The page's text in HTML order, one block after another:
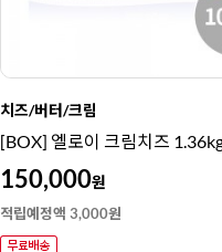
치즈/버터/크림
[BOX] 엘로이 크림치즈
150,000원
적립예정액 3,000원